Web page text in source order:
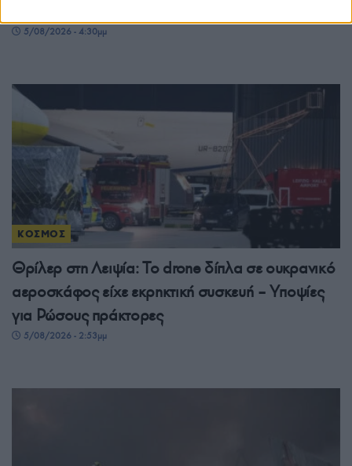
5/08/2026 - 4:30μμ
ΚΟΣΜΟΣ
Θρίλερ στη Λειψία: Το drone δίπλα σε ουκρανικό
αεροσκάφος είχε εκρηκτική συσκευή – Υποψίες
για Ρώσους πράκτορες
5/08/2026 - 2:53μμ